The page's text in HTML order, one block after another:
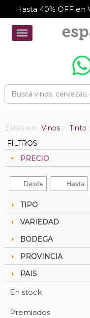
Hasta 40% OFF en
Toggle
navigation
Estás en: Vinos Tinto
FILTROS
PRECIO
TIPO
VARIEDAD
BODEGA
PROVINCIA
PAIS
En stock
Premiados